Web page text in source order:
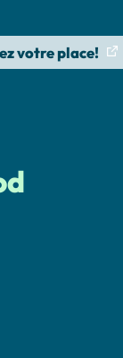
votre place!